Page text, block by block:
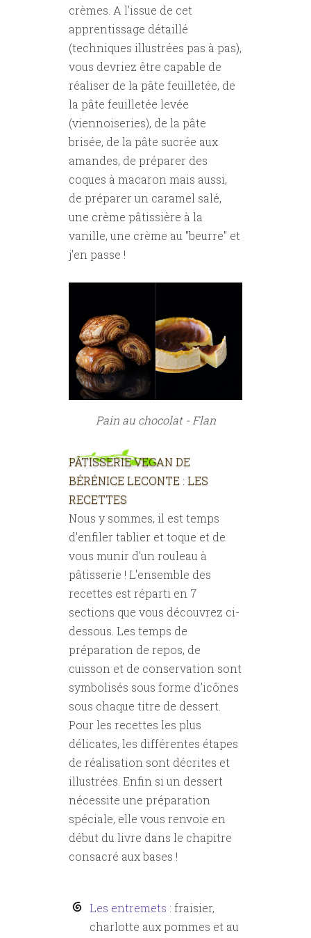
crèmes. A l'issue de cet
apprentissage détaillé
(techniques illustrées pas à pas),
vous devriez être capable de
réaliser de la pâte feuilletée, de
la pâte feuilletée levée
(viennoiseries), de la pâte
brisée, de la pâte sucrée aux
amandes, de préparer des
coques à macaron mais aussi,
de préparer un caramel salé,
une crème pâtissière à la
vanille, une crème au "beurre" et
j'en passe !
Pain au chocolat - Flan
PÂTISSERIE VEGAN DE
BÉRÉNICE LECONTE : LES
RECETTES
Nous y sommes, il est temps
d'enfiler tablier et toque et de
vous munir d'un rouleau à
pâtisserie ! L'ensemble des
recettes est réparti en 7
sections que vous découvrez ci-
dessous. Les temps de
préparation de repos, de
cuisson et de conservation sont
symbolisés sous forme d’icônes
sous chaque titre de dessert.
Pour les recettes les plus
délicates, les différentes étapes
de réalisation sont décrites et
illustrées. Enfin si un dessert
nécessite une préparation
spéciale, elle vous renvoie en
début du livre dans le chapitre
consacré aux bases !
Les entremets : fraisier,
charlotte aux pommes et au